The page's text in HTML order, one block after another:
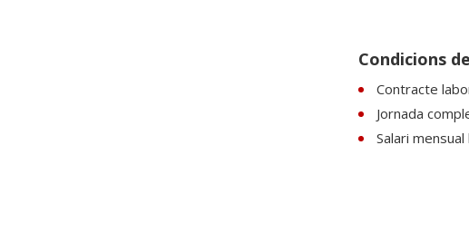
Condicions
Contracte
Jornada
Salari